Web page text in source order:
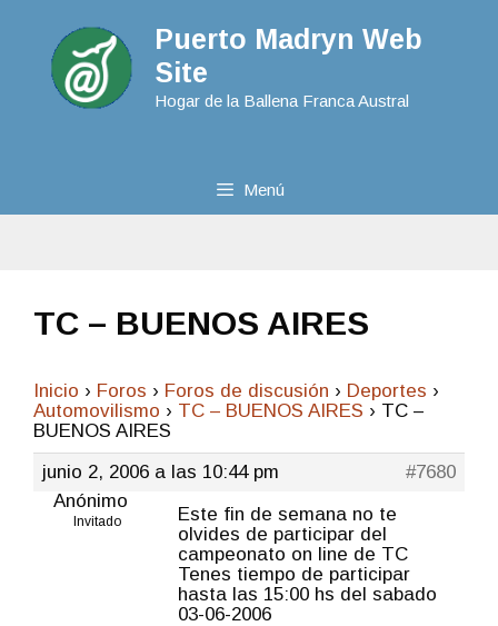
Puerto Madryn Web
Site
Hogar de la Ballena Franca Austral
Menú
TC – BUENOS AIRES
Inicio › Foros › Foros de discusión › Deportes ›
Automovilismo › TC – BUENOS AIRES › TC –
BUENOS AIRES
junio 2, 2006 a las 10:44 pm
#7680
Anónimo
Invitado
Este fin de semana no te
olvides de participar del
campeonato on line de TC
Tenes tiempo de participar
hasta las 15:00 hs del sabado
03-06-2006